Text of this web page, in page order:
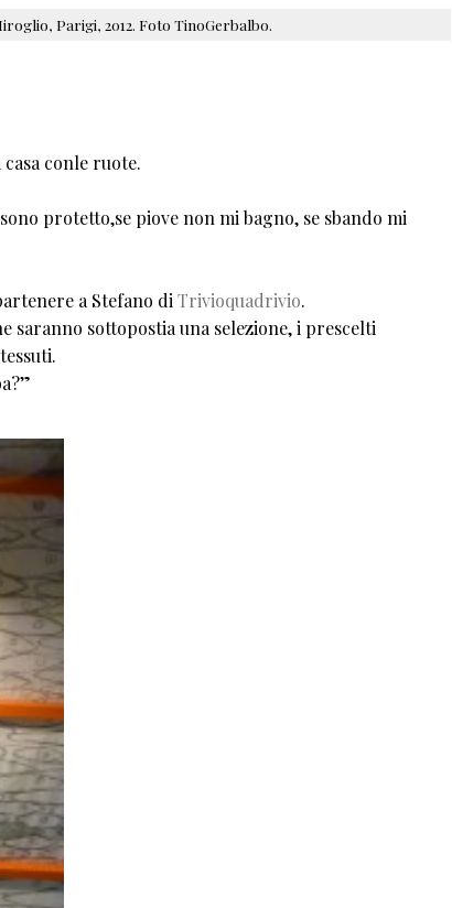
Parigi, 2012. Foto TinoGerbalbo.
conle ruote.
protetto,se piove non mi bagno, se sbando mi
a Stefano di Trivioquadrivio.
sottopostia una selezione, i prescelti